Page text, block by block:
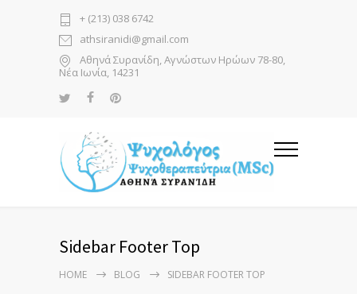
+ (213) 038 6742
athsiranidi@gmail.com
Αθηνά Συρανίδη, Αγνώστων Ηρώων 78-80,
Νέα Ιωνία, 14231
Sidebar Footer Top
HOME BLOG SIDEBAR FOOTER TOP